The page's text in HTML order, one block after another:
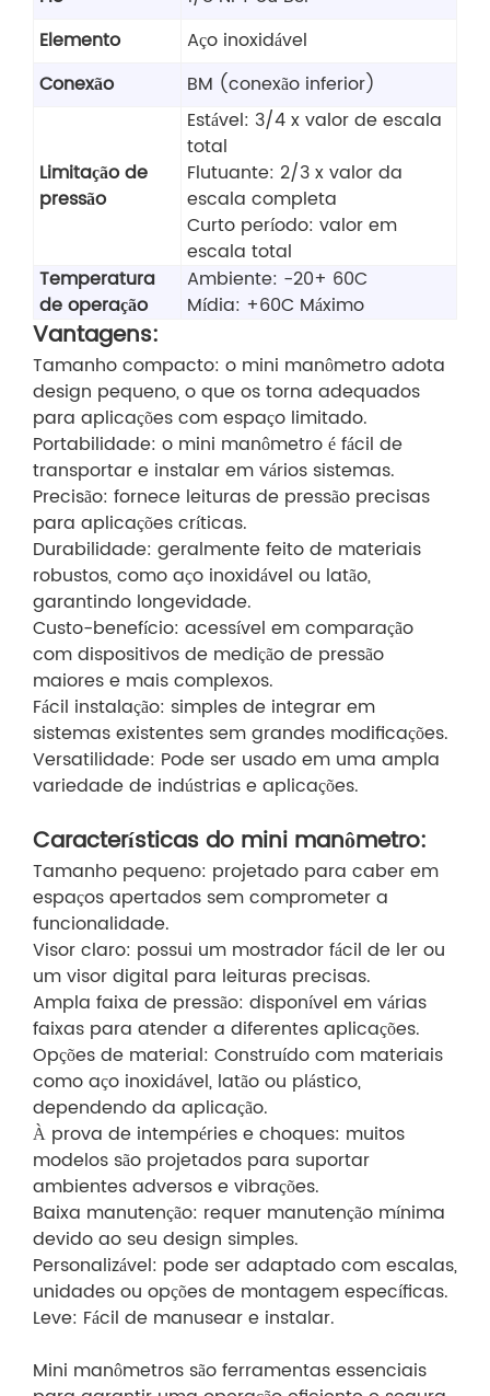
Elemento
Aço inoxidável
Conexão
BM (conexão inferior)
Limitação de
pressão
Estável: 3/4 x valor de escala
total
Flutuante: 2/3 x valor da
escala completa
Curto período: valor em
escala total
Temperatura
de operação
Ambiente: -20+ 60C
Mídia: +60C Máximo
Vantagens:
Tamanho compacto: o mini manômetro adota
design pequeno, o que os torna adequados
para aplicações com espaço limitado.
Portabilidade: o mini manômetro é fácil de
transportar e instalar em vários sistemas.
Precisão: fornece leituras de pressão precisas
para aplicações críticas.
Durabilidade: geralmente feito de materiais
robustos, como aço inoxidável ou latão,
garantindo longevidade.
Custo-benefício: acessível em comparação
com dispositivos de medição de pressão
maiores e mais complexos.
Fácil instalação: simples de integrar em
sistemas existentes sem grandes modificações.
Versatilidade: Pode ser usado em uma ampla
variedade de indústrias e aplicações.
Características do mini manômetro:
Tamanho pequeno: projetado para caber em
espaços apertados sem comprometer a
funcionalidade.
Visor claro: possui um mostrador fácil de ler ou
um visor digital para leituras precisas.
Ampla faixa de pressão: disponível em várias
faixas para atender a diferentes aplicações.
Opções de material: Construído com materiais
como aço inoxidável, latão ou plástico,
dependendo da aplicação.
À prova de intempéries e choques: muitos
modelos são projetados para suportar
ambientes adversos e vibrações.
Baixa manutenção: requer manutenção mínima
devido ao seu design simples.
Personalizável: pode ser adaptado com escalas,
unidades ou opções de montagem específicas.
Leve: Fácil de manusear e instalar.
Mini manômetros são ferramentas essenciais